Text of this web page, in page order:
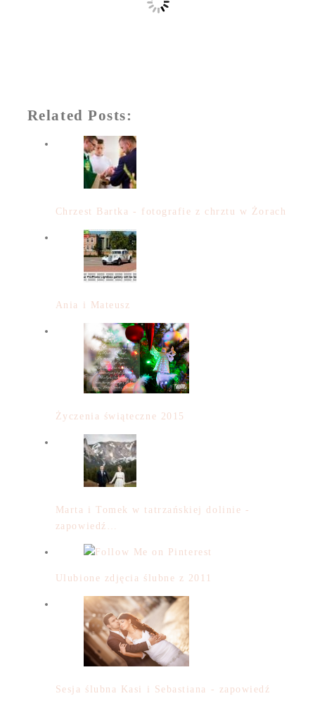
Related Posts:
Chrzest Bartka - fotografie z chrztu w Żorach
Ania i Mateusz
Życzenia świąteczne 2015
Marta i Tomek w tatrzańskiej dolinie -
zapowiedź…
Ulubione zdjęcia ślubne z 2011
Sesja ślubna Kasi i Sebastiana - zapowiedź